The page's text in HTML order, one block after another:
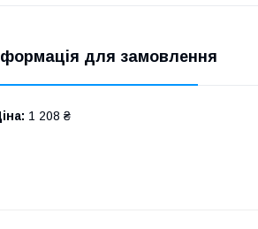
для замовлення
1 208 ₴